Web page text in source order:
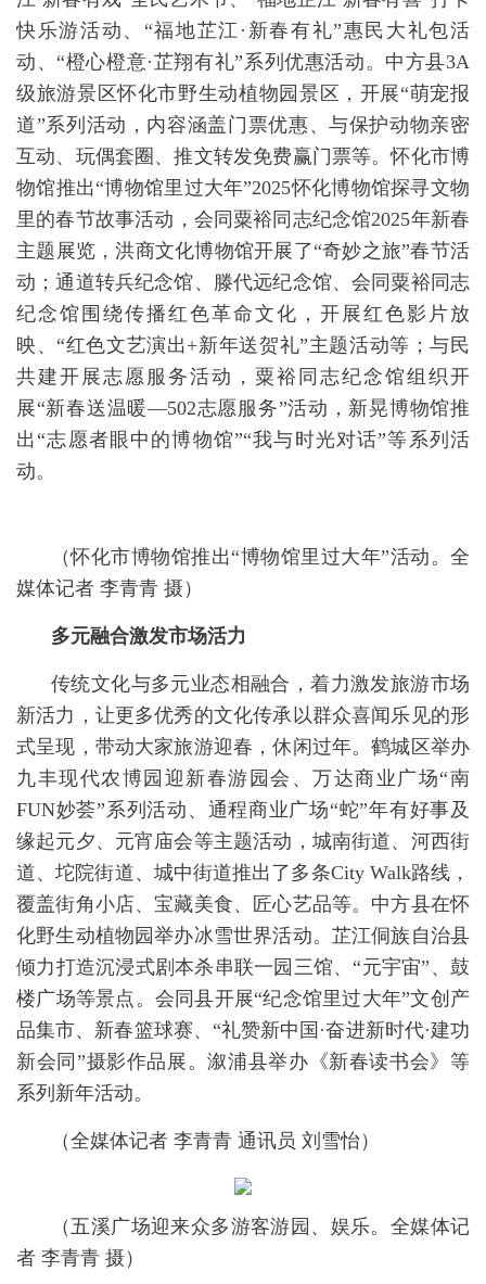
快乐游活动、“福地芷江·新春有礼”惠民大礼包活
动、“橙心橙意·芷翔有礼”系列优惠活动。中方县3A
级旅游景区怀化市野生动植物园景区，开展“萌宠报
道”系列活动，内容涵盖门票优惠、与保护动物亲密
互动、玩偶套圈、推文转发免费赢门票等。怀化市博
物馆推出“博物馆里过大年”2025怀化博物馆探寻文物
里的春节故事活动，会同粟裕同志纪念馆2025年新春
主题展览，洪商文化博物馆开展了“奇妙之旅”春节活
动；通道转兵纪念馆、滕代远纪念馆、会同粟裕同志
纪念馆围绕传播红色革命文化，开展红色影片放
映、“红色文艺演出+新年送贺礼”主题活动等；与民
共建开展志愿服务活动，粟裕同志纪念馆组织开
展“新春送温暖—502志愿服务”活动，新晃博物馆推
出“志愿者眼中的博物馆”“我与时光对话”等系列活
动。
（怀化市博物馆推出“博物馆里过大年”活动。全
媒体记者 李青青 摄）
多元融合激发市场活力
传统文化与多元业态相融合，着力激发旅游市场
新活力，让更多优秀的文化传承以群众喜闻乐见的形
式呈现，带动大家旅游迎春，休闲过年。鹤城区举办
九丰现代农博园迎新春游园会、万达商业广场“南
FUN妙荟”系列活动、通程商业广场“蛇”年有好事及
缘起元夕、元宵庙会等主题活动，城南街道、河西街
道、坨院街道、城中街道推出了多条City Walk路线，
覆盖街角小店、宝藏美食、匠心艺品等。中方县在怀
化野生动植物园举办冰雪世界活动。芷江侗族自治县
倾力打造沉浸式剧本杀串联一园三馆、“元宇宙”、鼓
楼广场等景点。会同县开展“纪念馆里过大年”文创产
品集市、新春篮球赛、“礼赞新中国·奋进新时代·建功
新会同”摄影作品展。溆浦县举办《新春读书会》等
系列新年活动。
（全媒体记者 李青青 通讯员 刘雪怡）
（五溪广场迎来众多游客游园、娱乐。全媒体记
者 李青青 摄）